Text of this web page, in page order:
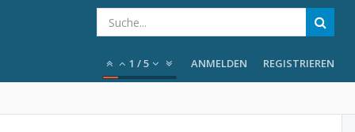
1 /5 ANMELDEN REGISTRIEREN